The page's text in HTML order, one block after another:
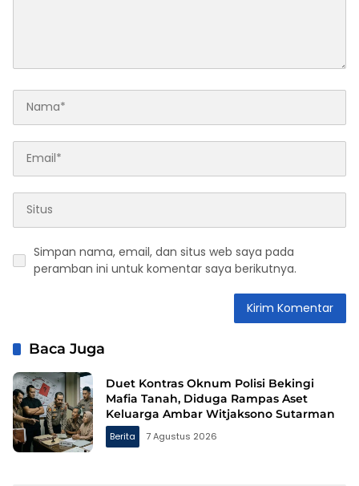
Simpan nama, email, dan situs web saya pada
peramban ini untuk komentar saya berikutnya.
Baca Juga
Duet Kontras Oknum Polisi Bekingi
Mafia Tanah, Diduga Rampas Aset
Keluarga Ambar Witjaksono Sutarman
Berita 7 Agustus 2026